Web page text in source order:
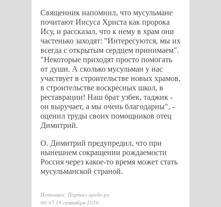
Священник напомнил, что мусульмане
почитают Иисуса Христа как пророка
Ису, и рассказал, что к нему в храм они
частенько заходят: "Интересуются, мы их
всегда с открытым сердцем принимаем".
"Некоторые приходят просто помогать
от души. А сколько мусульман у нас
участвует в строительстве новых храмов,
в строительстве воскресных школ, в
реставрации! Наш брат узбек, таджик -
он выручает, а мы очень благодарны", -
оценил труды своих помощников отец
Димитрий.
О. Димитрий предупредил, что при
нынешнем сокращении рождаемости
Россия через какое-то время может стать
мусульманской страной.
Источник: Портал-кредо.ру
00:45 16 сентября 2010